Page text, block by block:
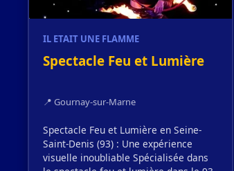
IL ETAIT UNE FLAMME
Spectacle Feu et Lumière
📍 Gournay-sur-Marne
Spectacle Feu et Lumière en Seine-
Saint-Denis (93) : Une expérience
visuelle inoubliable Spécialisée dans